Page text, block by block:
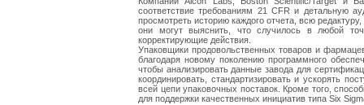
соответствие требованиям 21 CFR и детальную
просмотреть историю каждого отчета, всю
они могут выяснить, что случилось в любой
корректирующие действия.
Упаковщики продовольственных товаров и
благодаря новому поколению программного
чтобы анализировать данные завода для
координировать, стандартизировать и ускорять
всей цепи упаковочных поставок. Кроме того,
для поддержки качественных инициатив типа Six